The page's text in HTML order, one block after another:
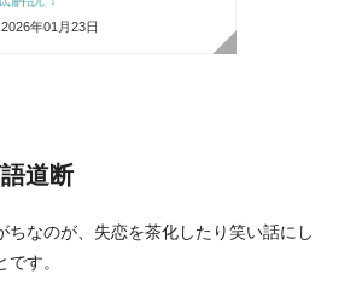
2026年01月23日
道断
ちなのが、失恋を茶化したり笑い話にし
す。